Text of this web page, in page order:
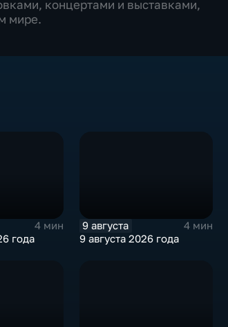
концертами и выставками,
мире.
4 мин
года
9 августа
4 мин
9 августа 2026 года